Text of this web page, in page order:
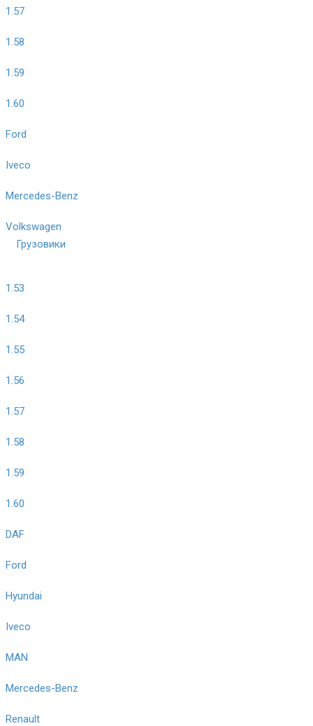
1.57
1.58
1.59
1.60
Ford
Iveco
Mercedes-Benz
Volkswagen
Грузовики
1.53
1.54
1.55
1.56
1.57
1.58
1.59
1.60
DAF
Ford
Hyundai
Iveco
MAN
Mercedes-Benz
Renault